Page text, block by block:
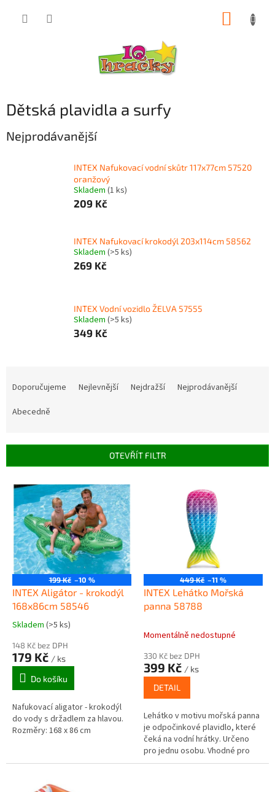
Dětská plavidla a surfy
Nejprodávanější
INTEX Nafukovací vodní skůtr 117x77cm 57520
oranžový
Skladem (1 ks)
209 Kč
INTEX Nafukovací krokodýl 203x114cm 58562
Skladem (>5 ks)
269 Kč
INTEX Vodní vozidlo ŽELVA 57555
Skladem (>5 ks)
349 Kč
r
Doporučujeme Nejlevnější Nejdražší
Nejprodávanější
Abecedně
OTEVŘÍT FILTR
199 Kč –10 %
INTEX Aligátor - krokodýl
168x86cm 58546
Průměrné
produktu
je
5,0
hvězdiček.
Skladem (>5 ks)
148 Kč bez DPH
179 Kč / ks
Do košíku
Nafukovací aligator - krokodýl
do vody s držadlem za hlavou.
Rozměry: 168 x 86 cm
449 Kč –11 %
INTEX Lehátko Mořská
panna 58788
Momentálně nedostupné
330 Kč bez DPH
399 Kč / ks
DETAIL
Lehátko v motivu mořská panna
je odpočinkové plavidlo, které
čeká na vodní hrátky. Určeno
pro jednu osobu. Vhodné pro
děti od 6 let Rozměry: 180 x 79